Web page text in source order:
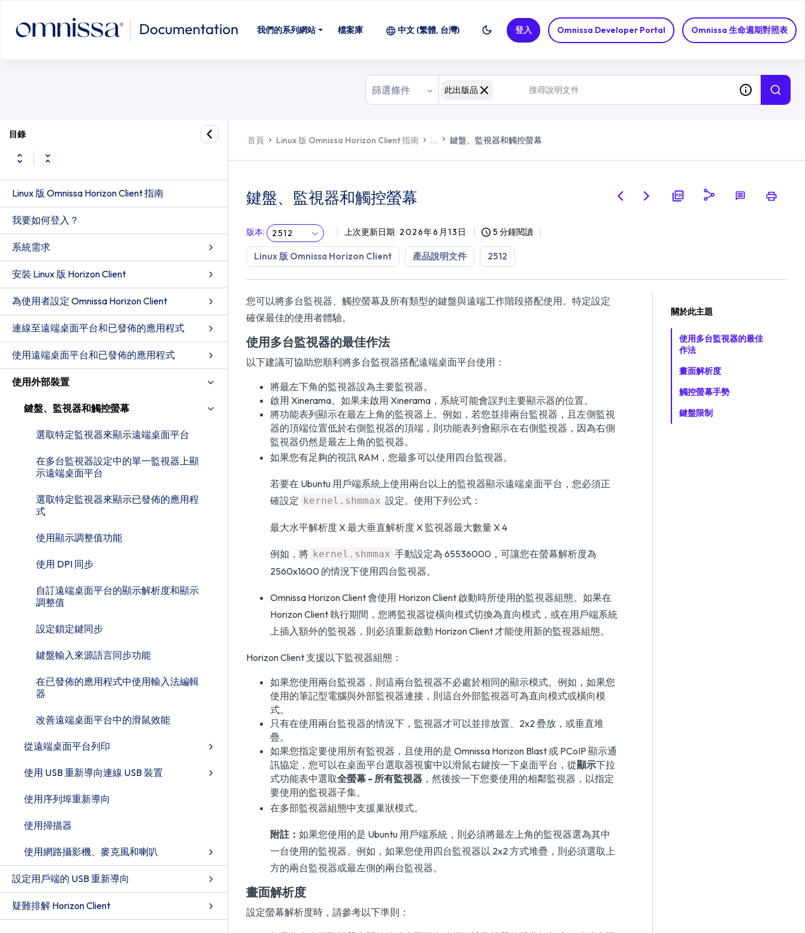
我們的系列網站 檔案庫 Omnissa Developer Portal Omnissa 生命週期對照表
中文 (繁體, 台灣) 登入
篩選條件 此出版品
目錄
Linux 版 Omnissa Horizon Client 指南
我要如何登入？
系統需求
安裝 Linux 版 Horizon Client
為使用者設定 Omnissa Horizon Client
連線至遠端桌面平台和已發佈的應用程式
使用遠端桌面平台和已發佈的應用程式
使用外部裝置
鍵盤、監視器和觸控螢幕
選取特定監視器來顯示遠端桌面平台
在多台監視器設定中的單一監視器上顯
示遠端桌面平台
選取特定監視器來顯示已發佈的應用程
式
使用顯示調整值功能
使用 DPI 同步
自訂遠端桌面平台的顯示解析度和顯示
調整值
設定鎖定鍵同步
鍵盤輸入來源語言同步功能
在已發佈的應用程式中使用輸入法編輯
器
改善遠端桌面平台中的滑鼠效能
從遠端桌面平台列印
使用 USB 重新導向連線 USB 裝置
使用序列埠重新導向
使用掃描器
使用網路攝影機、麥克風和喇叭
設定用戶端的 USB 重新導向
疑難排解 Horizon Client
首頁 Linux 版 Omnissa Horizon Client 指南 ... 鍵盤、監視器和觸控螢幕
鍵盤、監視器和觸控螢幕
版本: 2512 上次更新日期 2026年6月13日 5 分鐘閱讀
Linux 版 Omnissa Horizon Client 產品說明文件 2512
您可以將多台監視器、觸控螢幕及所有類型的鍵盤與遠端工作階段搭配使用。特定設定
確保最佳的使用者體驗。
使用多台監視器的最佳作法
以下建議可協助您順利將多台監視器搭配遠端桌面平台使用：
將最左下角的監視器設為主要監視器。
啟用 Xinerama。如果未啟用 Xinerama，系統可能會誤判主要顯示器的位置。
將功能表列顯示在最左上角的監視器上。例如，若您並排兩台監視器，且左側監視
器的頂端位置低於右側監視器的頂端，則功能表列會顯示在右側監視器，因為右側
監視器仍然是最左上角的監視器。
如果您有足夠的視訊 RAM，您最多可以使用四台監視器。
若要在 Ubuntu 用戶端系統上使用兩台以上的監視器顯示遠端桌面平台，您必須正
確設定 kernel.shmmax 設定。使用下列公式：
最大水平解析度 X 最大垂直解析度 X 監視器最大數量 X 4
例如，將 kernel.shmmax 手動設定為 65536000，可讓您在螢幕解析度為
2560x1600 的情況下使用四台監視器。
Omnissa Horizon Client 會使用 Horizon Client 啟動時所使用的監視器組態。如果在
Horizon Client 執行期間，您將監視器從橫向模式切換為直向模式，或在用戶端系統
上插入額外的監視器，則必須重新啟動 Horizon Client 才能使用新的監視器組態。
Horizon Client 支援以下監視器組態：
如果您使用兩台監視器，則這兩台監視器不必處於相同的顯示模式。例如，如果您
使用的筆記型電腦與外部監視器連接，則這台外部監視器可為直向模式或橫向模
式。
只有在使用兩台監視器的情況下，監視器才可以並排放置、2x2 疊放，或垂直堆
疊。
如果您指定要使用所有監視器，且使用的是 Omnissa Horizon Blast 或 PCoIP 顯示通
訊協定，您可以在桌面平台選取器視窗中以滑鼠右鍵按一下桌面平台，從顯示下拉
式功能表中選取全螢幕 - 所有監視器 ，然後按一下您要使用的相鄰監視器，以指定
要使用的監視器子集。
在多部監視器組態中支援巢狀模式。
附註： 如果您使用的是 Ubuntu 用戶端系統，則必須將最左上角的監視器選為其中
一台使用的監視器。例如，如果您使用四台監視器以 2x2 方式堆疊，則必須選取上
方的兩台監視器或最左側的兩台監視器。
畫面解析度
設定螢幕解析度時，請參考以下準則：
關於此主題
使用多台監視器的最佳
作法
畫面解析度
觸控螢幕手勢
鍵盤限制